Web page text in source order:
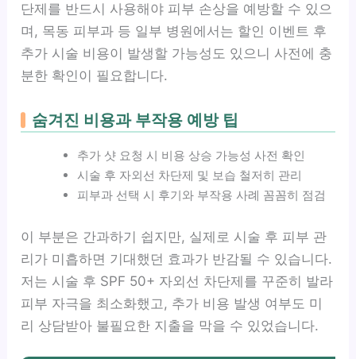
단제를 반드시 사용해야 피부 손상을 예방할 수 있으
며, 목동 피부과 등 일부 병원에서는 할인 이벤트 후
추가 시술 비용이 발생할 가능성도 있으니 사전에 충
분한 확인이 필요합니다.
숨겨진 비용과 부작용 예방 팁
추가 샷 요청 시 비용 상승 가능성 사전 확인
시술 후 자외선 차단제 및 보습 철저히 관리
피부과 선택 시 후기와 부작용 사례 꼼꼼히 점검
이 부분은 간과하기 쉽지만, 실제로 시술 후 피부 관
리가 미흡하면 기대했던 효과가 반감될 수 있습니다.
저는 시술 후 SPF 50+ 자외선 차단제를 꾸준히 발라
피부 자극을 최소화했고, 추가 비용 발생 여부도 미
리 상담받아 불필요한 지출을 막을 수 있었습니다.